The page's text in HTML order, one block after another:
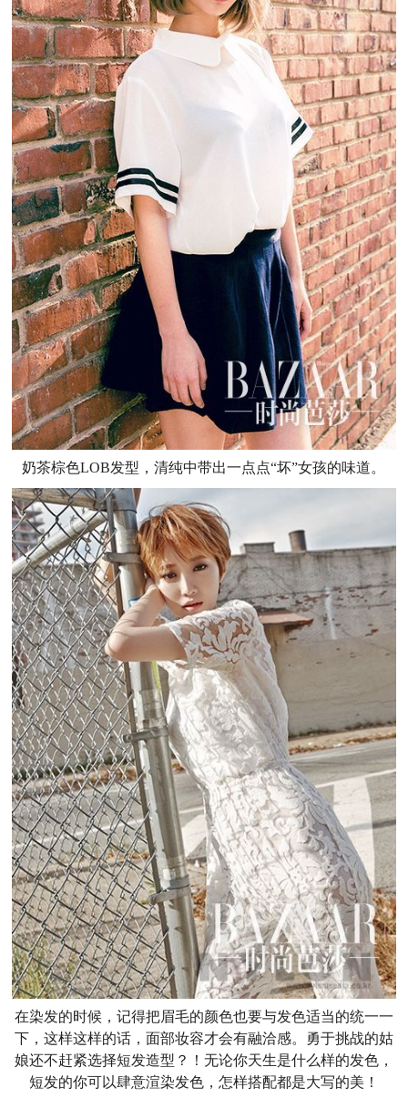
奶茶棕色LOB发型，清纯中带出一点点“坏”女孩的味道。
在染发的时候，记得把眉毛的颜色也要与发色适当的统一一
下，这样这样的话，面部妆容才会有融洽感。勇于挑战的姑
娘还不赶紧选择短发造型？！无论你天生是什么样的发色，
短发的你可以肆意渲染发色，怎样搭配都是大写的美！